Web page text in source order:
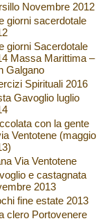
Novembre 2012
giorni sacerdotale
giorni Sacerdotale
Massa Marittima –
Galgano
Spirituali 2016
Gavoglio luglio
con la gente
Ventotene (maggio
Via Ventotene
e castagnata
2013
fine estate 2013
clero Portovenere